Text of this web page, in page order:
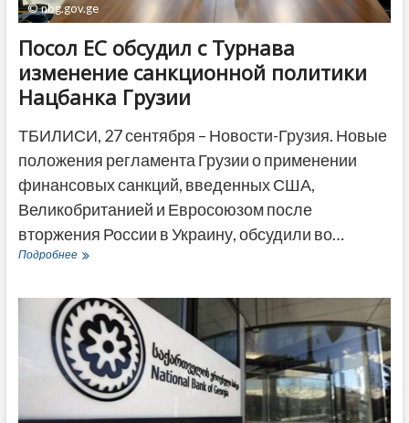
© nbg.gov.ge
Посол ЕС обсудил с Турнава
изменение санкционной политики
Нацбанка Грузии
ТБИЛИСИ, 27 сентября – Новости-Грузия. Новые
положения регламента Грузии о применении
финансовых санкций, введенных США,
Великобританией и Евросоюзом после
вторжения России в Украину, обсудили во…
ПодробнееПосол
с
Турнава
изменение
санкционной
политики
Нацбанка
Грузии